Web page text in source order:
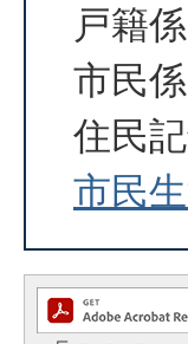
戸籍
市民
住民
市民